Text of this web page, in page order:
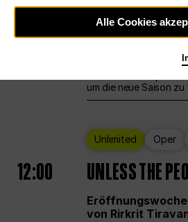
12:00
um die neue Saison zu
Unlimited Oper
12:00 UNLESS THE
von Rirkrit
Alle Cookies